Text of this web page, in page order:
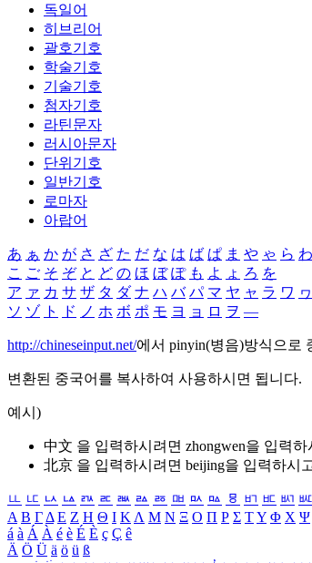
독일어
히브리어
괄호기호
학술기호
기술기호
첨자기호
라틴문자
러시아문자
단위기호
일반기호
로마자
아랍어
あ ぁ か が さ ざ た だ な は ば ぱ ま や ゃ ら わ
こ ご そ ぞ と ど の ほ ぼ ぽ も よ ょ ろ を
ア ァ カ サ ザ タ ダ ナ ハ バ パ マ ヤ ャ ラ ワ ヮ
ソ ゾ ト ド ノ ホ ボ ポ モ ヨ ョ ロ ヲ ―
http://chineseinput.net/에서 pinyin(병음)방식으로
변환된 중국어를 복사하여 사용하시면 됩니다.
예시)
中文 을 입력하시려면 zhongwen을 입력하
北京 을 입력하시려면 beijing을 입력하시
ㅥ ㅦ ㅧ ㅨ ㅩ ㅪ ㅫ ㅬ ㅭ ㅮ ㅯ ㅰ ㅱ ㅲ ㅳ ㅴ ㅵ
Α Β ΓΔ Ε Ζ Η Θ Ι ΚΛ Μ Ν Ξ Ο Π Ρ Σ ΤΥ Φ Χ Ψ
á à Á À é è É È ç Ç ê
Ä Ö Ü ä ö ü ß